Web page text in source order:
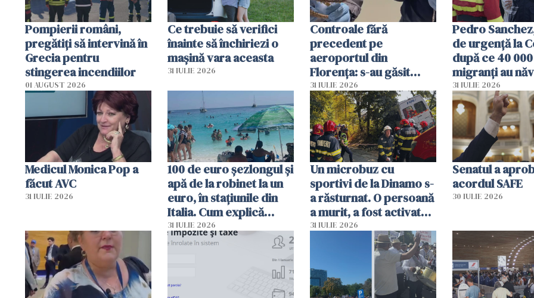
Pompierii români,
pregătiţi să intervină în
Grecia pentru
stingerea incendiilor
01 AUGUST 2026
Ce trebuie să verifici
înainte să închiriezi o
mașină vara aceasta
31 IULIE 2026
Controale fără
precedent pe
aeroportul din
Florența: s-au găsit
capete de aligator și o
sumă imensă de bani
31 IULIE 2026
Pedro
de urgență la
după ce 40
migranți au
teritoriul
mobiliza toate
resursele"
31 IULIE 2026
Medicul Monica Pop a
făcut AVC
31 IULIE 2026
100 de euro șezlongul și
apă de la robinet la un
euro, în stațiunile din
Italia. Cum explică
autoritățile
31 IULIE 2026
Un microbuz cu
sportivi de la Dinamo s-
a răsturnat. O persoană
a murit, a fost activat
planul roșu de
31 IULIE 2026
Senatul a
acordul SAFE
30 IULIE 2026